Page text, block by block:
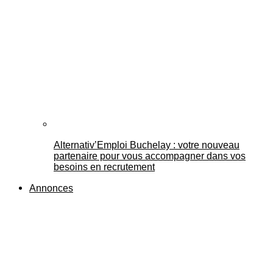
Alternativ’Emploi Buchelay : votre nouveau
partenaire pour vous accompagner dans vos
besoins en recrutement
Annonces